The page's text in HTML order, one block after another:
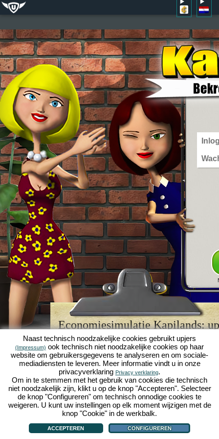
Economiesimulatie Kapilands:
browserspellegende
Kapilands is een van de bestebrowserspellenvan
retrogamevoor fans van economiesimulaties. Het
werd ooit uitgeroepen tot "MMO van het jaar" en is
een genot voor fans van strategische
online
je eigen zakenimperium opbouwen en carrière
economiesimulaties!
Naast technisch noodzakelijke cookies gebruikt upjers
(Impressum) ook technisch niet noodzakelijke cookies op haar
website om gebruikersgegevens te analyseren en om sociale-
mediadiensten te leveren. Meer informatie vindt u in onze
privacyverklaring Privacy verklaring.
Om in te stemmen met het gebruik van cookies die technisch
niet noodzakelijk zijn, klikt u op de knop "Accepteren". Selecteer
de knop "Configureren" om technisch onnodige cookies te
weigeren. U kunt uw instellingen op elk moment wijzigen met de
knop "Cookie" in de werkbalk.
ACCEPTEREN CONFIGUREREN